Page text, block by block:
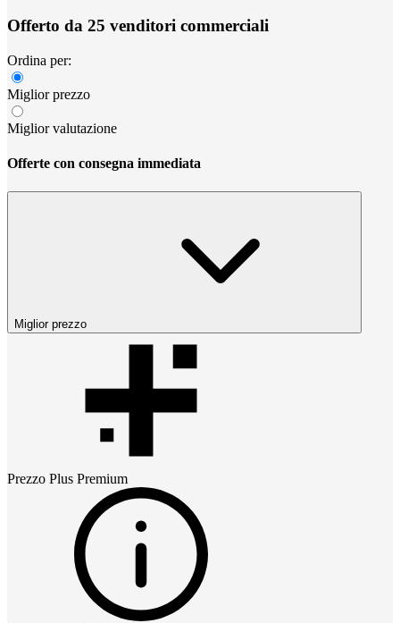
Offerto da 25 venditori commerciali
Ordina per:
Miglior prezzo
Miglior valutazione
Offerte con consegna immediata
Miglior prezzo
Prezzo Plus Premium